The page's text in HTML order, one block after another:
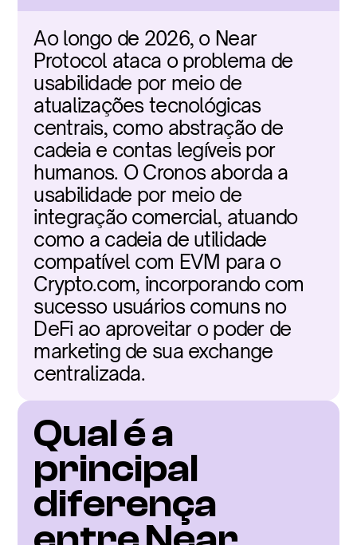
Ao longo de 2026, o Near
Protocol ataca o problema de
usabilidade por meio de
atualizações tecnológicas
centrais, como abstração de
cadeia e contas legíveis por
humanos. O Cronos aborda a
usabilidade por meio de
integração comercial, atuando
como a cadeia de utilidade
compatível com EVM para o
Crypto.com, incorporando com
sucesso usuários comuns no
DeFi ao aproveitar o poder de
marketing de sua exchange
centralizada.
Qual é a
principal
diferença